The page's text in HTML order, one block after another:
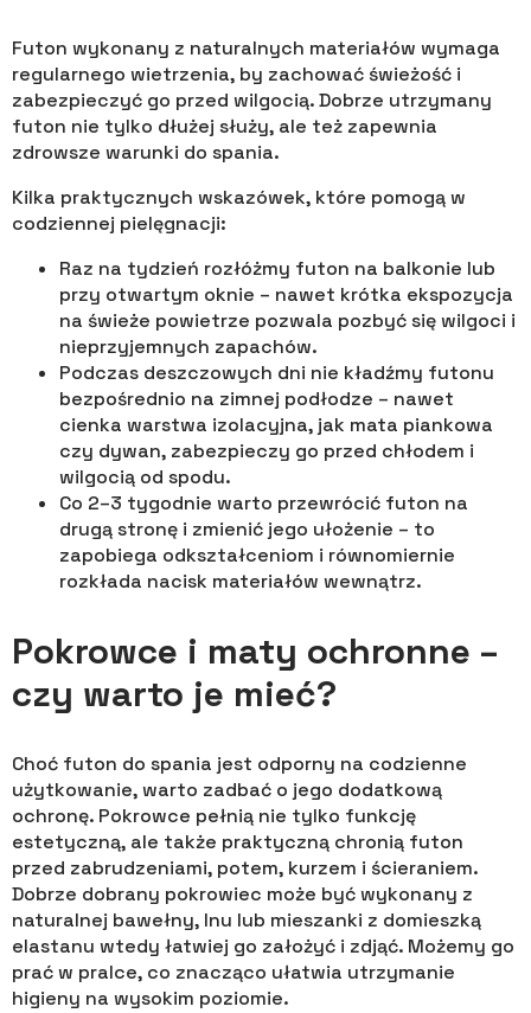
Futon wykonany z naturalnych materiałów wymaga
regularnego wietrzenia, by zachować świeżość i
zabezpieczyć go przed wilgocią. Dobrze utrzymany
futon nie tylko dłużej służy, ale też zapewnia
zdrowsze warunki do spania.
Kilka praktycznych wskazówek, które pomogą w
codziennej pielęgnacji:
Raz na tydzień rozłóżmy futon na balkonie lub
przy otwartym oknie – nawet krótka ekspozycja
na świeże powietrze pozwala pozbyć się wilgoci i
nieprzyjemnych zapachów.
Podczas deszczowych dni nie kładźmy futonu
bezpośrednio na zimnej podłodze – nawet
cienka warstwa izolacyjna, jak mata piankowa
czy dywan, zabezpieczy go przed chłodem i
wilgocią od spodu.
Co 2–3 tygodnie warto przewrócić futon na
drugą stronę i zmienić jego ułożenie – to
zapobiega odkształceniom i równomiernie
rozkłada nacisk materiałów wewnątrz.
Pokrowce i maty ochronne –
czy warto je mieć?
Choć futon do spania jest odporny na codzienne
użytkowanie, warto zadbać o jego dodatkową
ochronę. Pokrowce pełnią nie tylko funkcję
estetyczną, ale także praktyczną chronią futon
przed zabrudzeniami, potem, kurzem i ścieraniem.
Dobrze dobrany pokrowiec może być wykonany z
naturalnej bawełny, lnu lub mieszanki z domieszką
elastanu wtedy łatwiej go założyć i zdjąć. Możemy go
prać w pralce, co znacząco ułatwia utrzymanie
higieny na wysokim poziomie.